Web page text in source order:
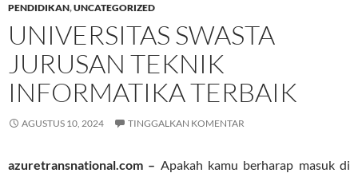
PENDIDIKAN,UNCATEGORIZED
UNIVERSITAS SWASTA
JURUSAN TEKNIK
INFORMATIKA TERBAIK
AGUSTUS 10, 2024 TINGGALKAN KOMENTAR
azuretransnational.com – Apakah kamu berharap masuk di